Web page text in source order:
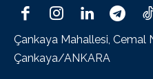
Çankaya Mahallesi, Cemal
Çankaya/ANKARA